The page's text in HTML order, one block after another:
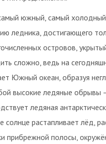
южный, самый холодный
ледника, достигающего
островов,
сложно, ведь на
Южный океан, образуя
высокие ледяные обрывы
ледяная
солнце растапливает лёд,
прибрежной полосы,